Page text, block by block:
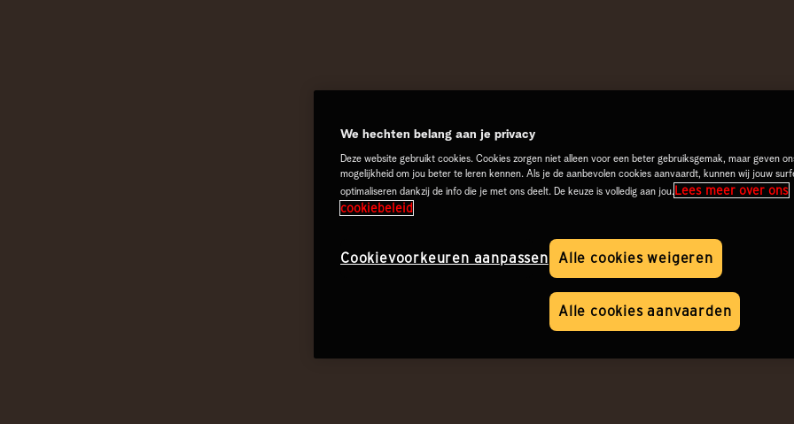
We hechten belang aan je privacy
Deze website gebruikt cookies. Cookies zorgen niet alleen voor een beter gebruiksgemak, maar geven
mogelijkheid om jou beter te leren kennen. Als je de aanbevolen cookies aanvaardt, kunnen wij jouw
optimaliseren dankzij de info die je met ons deelt. De keuze is volledig aan jou.Lees meer over ons
cookiebeleid
Alle cookies weigeren
Alle cookies aanvaarden
Cookievoorkeuren aanpassen